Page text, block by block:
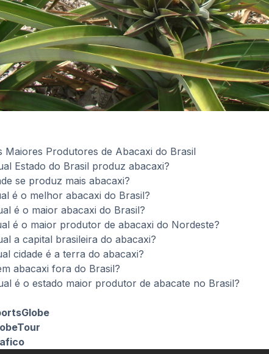
Maiores Produtores de Abacaxi do Brasil
Estado do Brasil produz abacaxi?
se produz mais abacaxi?
é o melhor abacaxi do Brasil?
é o maior abacaxi do Brasil?
é o maior produtor de abacaxi do Nordeste?
a capital brasileira do abacaxi?
cidade é a terra do abacaxi?
abacaxi fora do Brasil?
é o estado maior produtor de abacate no Brasil?